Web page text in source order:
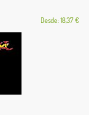
Desde: 18,37 €